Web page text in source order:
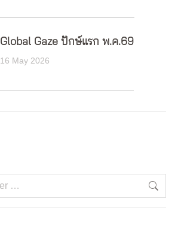
Global Gaze ปักษ์แรก พ.ค.69
16 May 2026